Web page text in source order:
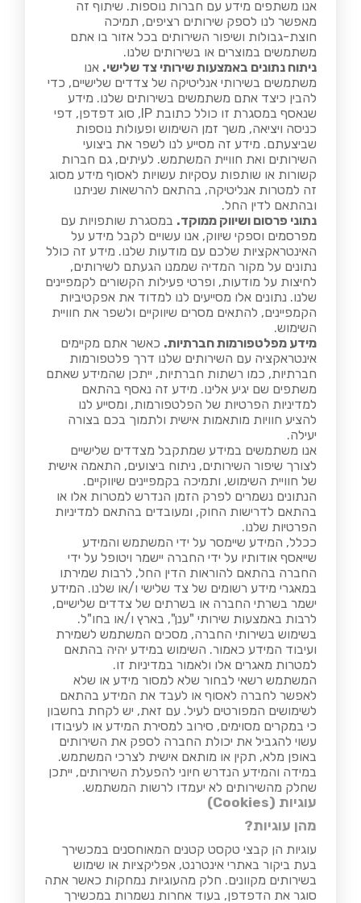
אנו משתפים מידע עם חברות נוספות. שיתוף זה
מאפשר לנו לספק שירותים רציפים, תמיכה
חוצת-גבולות ושיפור השירותים בכל אזור בו אתם
משתמשים במוצרים או בשירותים שלנו.
ניתוח נתונים באמצעות שירותי צד שלישי. אנו
משתמשים בשירותי אנליטיקה של צדדים שלישיים, כדי
להבין כיצד אתם משתמשים בשירותים שלנו. מידע
שנאסף במסגרת זו כולל כתובת IP, סוג דפדפן, דפי
כניסה ויציאה, משך זמן השימוש ופעולות נוספות
שביצעתם. מידע זה מסייע לנו לשפר את ביצועי
השירותים ואת חוויית המשתמש. לעיתים, גם חברות
קשורות או שותפות עסקיות עשויות לאסוף מידע מסוג
זה למטרות אנליטיקה, בהתאם להרשאות שניתנו
ובהתאם לדין החל.
נתוני פרסום ושיווק ממוקד. במסגרת שותפויות עם
מפרסמים וספקי שיווק, אנו עשויים לקבל מידע על
האינטראקציות שלכם עם מודעות שלנו. מידע זה כולל
נתונים על מקור המדיה שממנו הגעתם לשירותים,
לחיצות על מודעות, ופרטי פעילות הקשורים לקמפיינים
שלנו. נתונים אלו מסייעים לנו למדוד את אפקטיביות
הקמפיינים, להתאים מסרים שיווקיים ולשפר את חוויית
השימוש.
מידע מפלטפורמות חברתיות. כאשר אתם מקיימים
אינטראקציה עם השירותים שלנו דרך פלטפורמות
חברתיות, כמו רשתות חברתיות, ייתכן שהמידע שאתם
משתפים שם יגיע אלינו. מידע זה נאסף בהתאם
למדיניות הפרטיות של הפלטפורמות, ומסייע לנו
להציע חוויות מותאמות אישית ולתמוך בכם בצורה
יעילה.
אנו משתמשים במידע שמתקבל מצדדים שלישיים
לצורך שיפור השירותים, ניתוח ביצועים, התאמה אישית
של חוויית השימוש, ותמיכה בקמפיינים שיווקיים.
הנתונים נשמרים לפרק הזמן הנדרש למטרות אלו או
בהתאם לדרישות החוק, ומעובדים בהתאם למדיניות
הפרטיות שלנו.
ככלל, המידע שיימסר על ידי המשתמש והמידע
שייאסף אודותיו על ידי החברה יישמר ויטופל על ידי
החברה בהתאם להוראות הדין החל, לרבות שמירתו
במאגרי מידע רשומים של צד שלישי ו/או שלנו. המידע
ישמר בשרתי החברה או בשרתים של צדדים שלישיים,
לרבות באמצעות שירותי "ענן", בארץ ו/או בחו"ל.
בשימוש בשירותי החברה, מסכים המשתמש לשמירת
ועיבוד המידע כאמור. השימוש במידע יהיה בהתאם
למטרות מאגרים אלו ולאמור במדיניות זו.
המשתמש רשאי לבחור שלא למסור מידע או שלא
לאפשר לחברה לאסוף או לעבד את המידע בהתאם
לשימושים המפורטים לעיל. עם זאת, יש לקחת בחשבון
כי במקרים מסוימים, סירוב למסירת המידע או לעיבודו
עשוי להגביל את יכולת החברה לספק את השירותים
באופן מלא, תקין או מותאם אישית לצרכי המשתמש.
במידה והמידע הנדרש חיוני להפעלת השירותים, ייתכן
שחלק מהשירותים לא יעמדו לרשות המשתמש.
עוגיות (Cookies
)
מהן עוגיות?
עוגיות הן קבצי טקסט קטנים המאוחסנים במכשירך
בעת ביקור באתרי אינטרנט, אפליקציות או שימוש
בשירותים מקוונים. חלק מהעוגיות נמחקות כאשר אתה
סוגר את הדפדפן, בעוד אחרות נשמרות במכשירך